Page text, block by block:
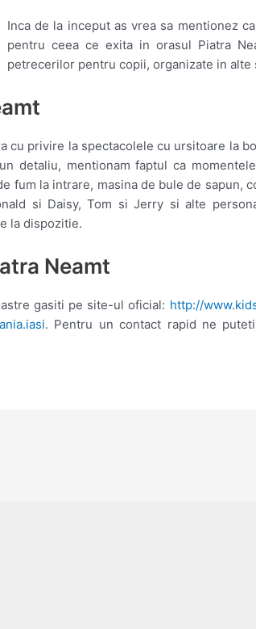
Inca de la inceput as vrea sa mentionez
pentru ceea ce exita in orasul Piatra
petrecerilor pentru copii, organizate in
cu privire la spectacolele cu ursitoare la
detaliu, mentionam faptul ca
fum la intrare, masina de bule de
si Daisy, Tom si Jerry si alte
la dispozitie.
Neamt
gasiti pe site-ul oficial: http://
. Pentru un contact rapid ne